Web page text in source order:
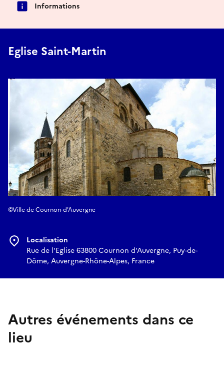
Informations
Eglise Saint-Martin
©Ville de Cournon-d'Auvergne
Localisation
Rue de l'Eglise 63800 Cournon d'Auvergne, Puy-de-
Dôme, Auvergne-Rhône-Alpes, France
Autres événements dans ce
lieu